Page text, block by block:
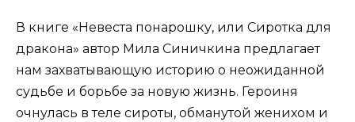
В книге «Невеста понарошку, или Сиротка для
дракона» автор Мила Синичкина предлагает
нам захватывающую историю о неожиданной
судьбе и борьбе за новую жизнь. Героиня
очнулась в теле сироты, обманутой женихом и